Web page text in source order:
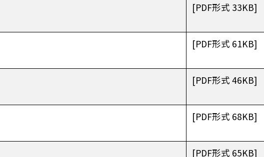
[PDF形式 33KB]
[PDF形式 61KB]
[PDF形式 46KB]
[PDF形式 68KB]
[PDF形式 65KB]